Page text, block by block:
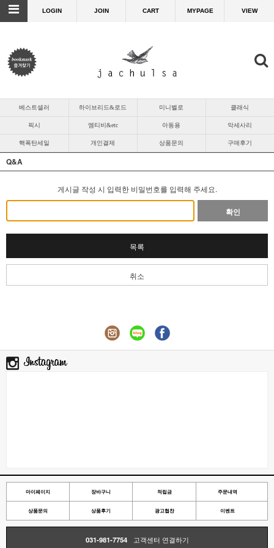
LOGIN JOIN CART MYPAGE VIEW
베스트셀러 하이브리드&로드 미니벨로 클래식
픽시 엠티비&etc 아동용 악세사리
핵폭탄세일 개인결제 상품문의 구매후기
Q&A
게시글 작성 시 입력한 비밀번호를 입력해 주세요.
확인
목록
취소
마이페이지 장바구니 적립금 주문내역
상품문의 상품후기 광고협찬 이벤트
031-981-7754 고객센터 연결하기